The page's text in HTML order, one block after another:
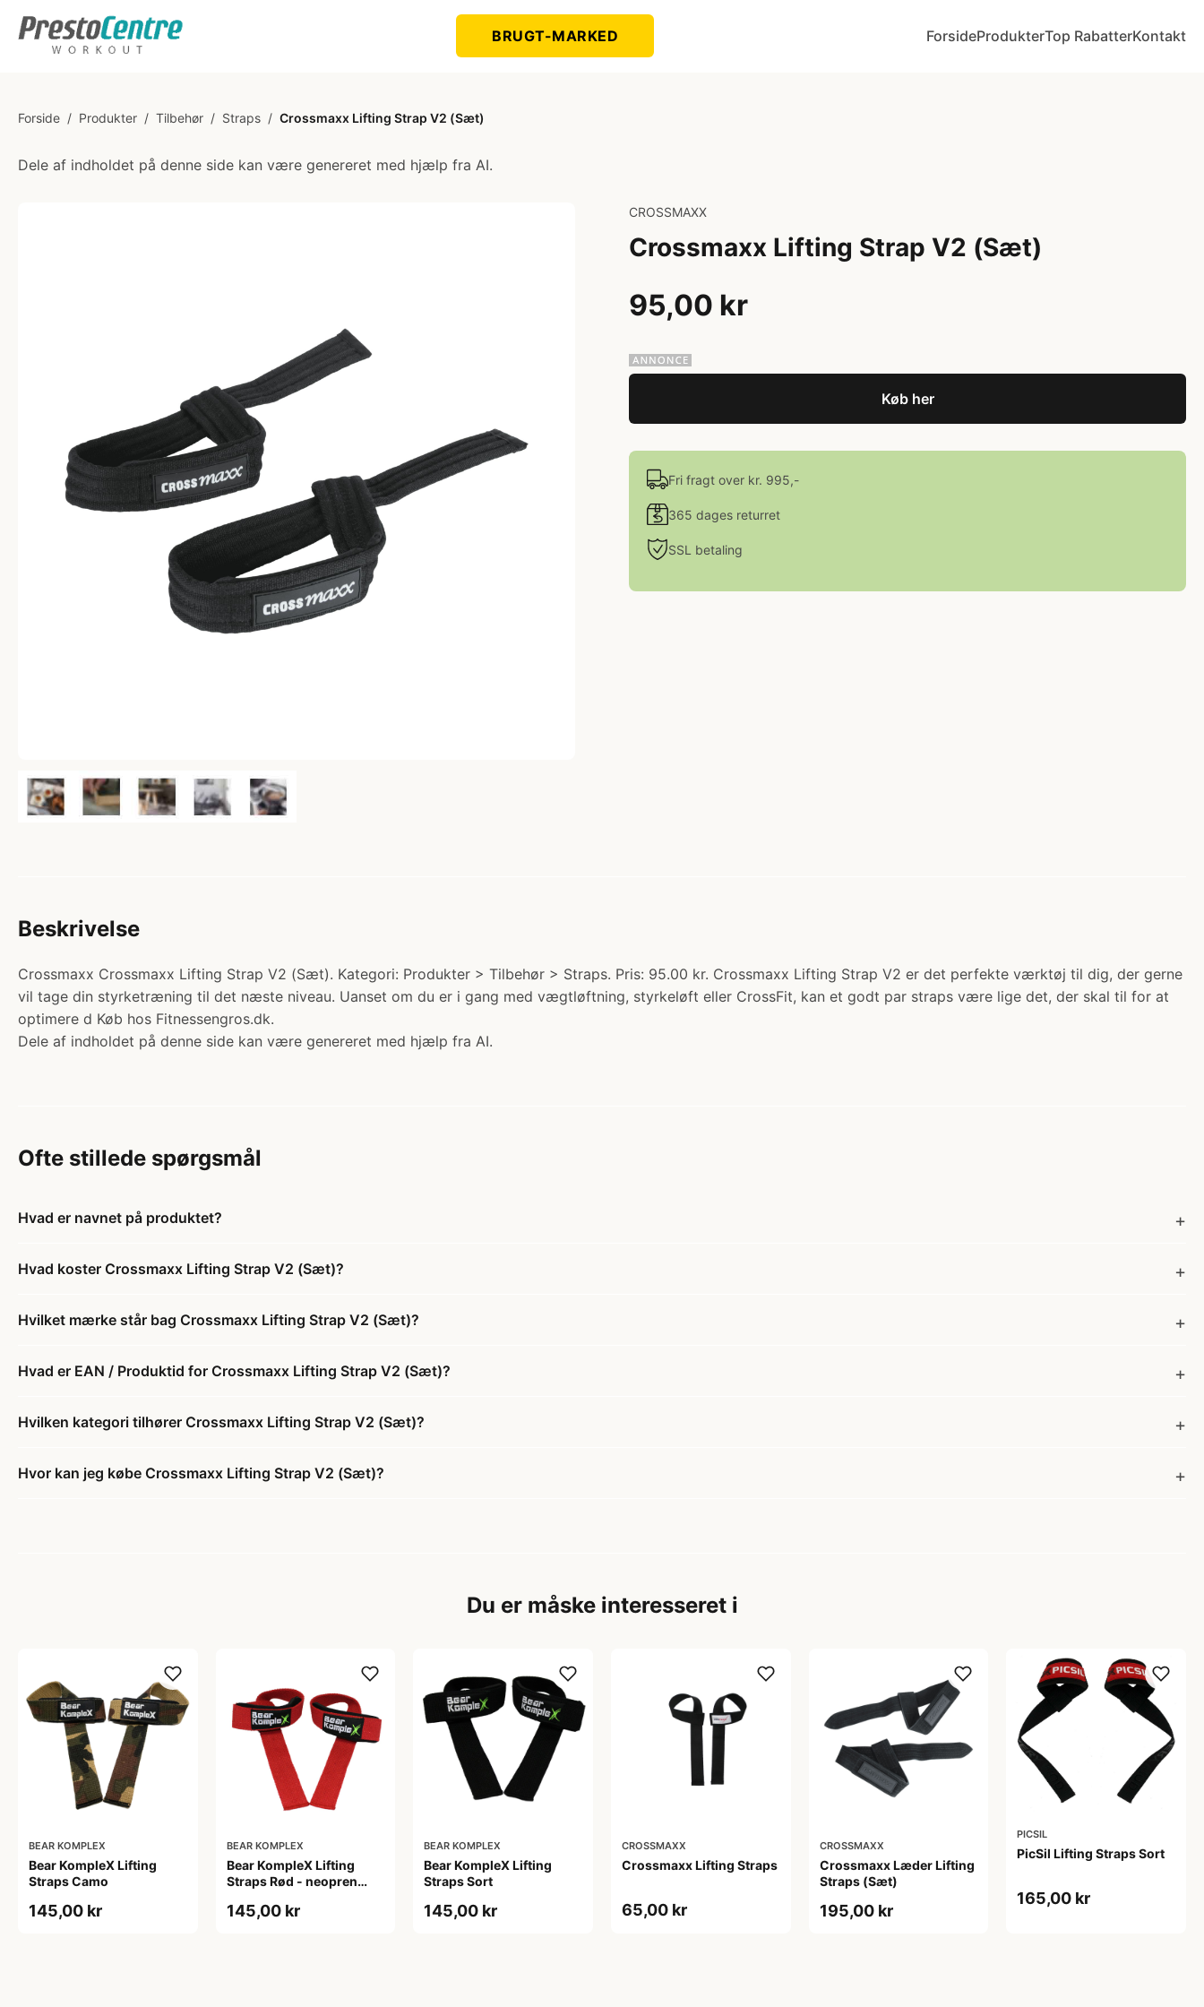
BRUGT-MARKED ForsideProdukterTop RabatterKontakt
Forside / Produkter / Tilbehør / Straps / Crossmaxx Lifting Strap V2 (Sæt)
Dele af indholdet på denne side kan være genereret med hjælp fra AI.
CROSSMAXX
Crossmaxx Lifting Strap V2 (Sæt)
95,00 kr
Køb her
Fri fragt over kr. 995,-
365 dages returret
SSL betaling
Beskrivelse
Crossmaxx Crossmaxx Lifting Strap V2 (Sæt). Kategori: Produkter > Tilbehør > Straps. Pris: 95.00 kr. Crossmaxx Lifting Strap V2 er det perfekte værktøj til dig, der gerne
vil tage din styrketræning til det næste niveau. Uanset om du er i gang med vægtløftning, styrkeløft eller CrossFit, kan et godt par straps være lige det, der skal til for at
optimere d Køb hos Fitnessengros.dk.
Dele af indholdet på denne side kan være genereret med hjælp fra AI.
Ofte stillede spørgsmål
Hvad er navnet på produktet?
Hvad koster Crossmaxx Lifting Strap V2 (Sæt)?
Hvilket mærke står bag Crossmaxx Lifting Strap V2 (Sæt)?
Hvad er EAN / Produktid for Crossmaxx Lifting Strap V2 (Sæt)?
Hvilken kategori tilhører Crossmaxx Lifting Strap V2 (Sæt)?
Hvor kan jeg købe Crossmaxx Lifting Strap V2 (Sæt)?
Du er måske interesseret i
BEAR KOMPLEX
Bear KompleX Lifting
Straps Camo
145,00 kr
BEAR KOMPLEX
Bear KompleX Lifting
Straps Rød - neopren
Crossfit udstyr, til
145,00 kr
BEAR KOMPLEX
Bear KompleX Lifting
Straps Sort
145,00 kr
CROSSMAXX
Crossmaxx Lifting Straps
65,00 kr
CROSSMAXX
Crossmaxx Læder Lifting
Straps (Sæt)
195,00 kr
PICSIL
PicSil Lifting Straps Sort
165,00 kr